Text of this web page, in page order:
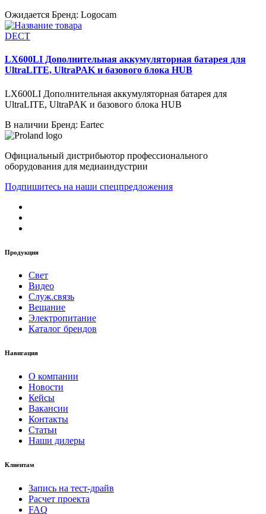
Ожидается Бренд: Logocam
DECT
LX600LI Дополнительная аккумуляторная батарея для
UltraLITE, UltraPAK и базового блока HUB
LX600LI Дополнительная аккумуляторная батарея для
UltraLITE, UltraPAK и базового блока HUB
В наличии Бренд: Eartec
Официальный дистрибьютор профессионального
оборудования для медиаиндустрии
Подпишитесь на наши спецпредложения
Продукция
Свет
Видео
Служ.связь
Вещание
Электропитание
Каталог брендов
Навигация
О компании
Новости
Кейсы
Вакансии
Контакты
Статьи
Наши дилеры
Клиентам
Запись на тест-драйв
Расчет проекта
FAQ